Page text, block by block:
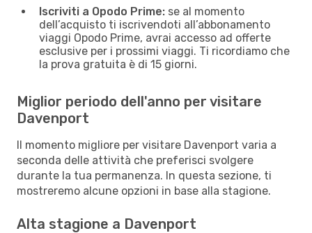
Iscriviti a Opodo Prime: se al momento
dell’acquisto ti iscrivendoti all’abbonamento
viaggi Opodo Prime, avrai accesso ad offerte
esclusive per i prossimi viaggi. Ti ricordiamo che
la prova gratuita è di 15 giorni.
Miglior periodo dell'anno per visitare
Davenport
Il momento migliore per visitare Davenport varia a
seconda delle attività che preferisci svolgere
durante la tua permanenza. In questa sezione, ti
mostreremo alcune opzioni in base alla stagione.
Alta stagione a Davenport